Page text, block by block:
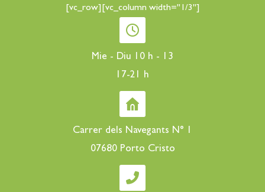
[vc_row][vc_column width="1/3"]
Mie - Diu 10 h - 13
17-21 h
Carrer dels Navegants N° 1
07680 Porto Cristo